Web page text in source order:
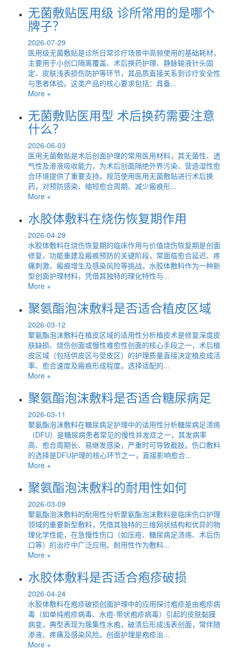
无菌敷贴医用级 诊所常用的是哪个
牌子？
2026-07-29
医用级无菌敷贴是诊所日常诊疗场景中高频使用的基础耗材，
主要用于小创口隔离覆盖、术后换药护理、静脉输液针头固
定、皮肤浅表损伤防护等环节，其品质直接关系到诊疗安全性
与患者体验。这类产品的核心要求包括：具备...
More +
无菌敷贴医用型 术后换药需要注意
什么？
2026-06-03
医用无菌敷贴是术后创面护理的常用医用材料，其无菌性、透
气性及渗液吸收能力，为术后创面隔绝外界污染、营造湿性愈
合环境提供了重要支持。规范使用医用无菌敷贴进行术后换
药，对预防感染、缩短愈合周期、减少瘢痕形...
More +
水胶体敷料在烧伤恢复期作用
2026-04-29
水胶体敷料在烧伤恢复期的临床作用与价值烧伤恢复期是创面
修复、功能重建及瘢痕预防的关键阶段，常面临愈合延迟、疼
痛刺激、瘢痕增生及感染风险等挑战。水胶体敷料作为一种新
型创面护理材料，凭借其独特的理化特性与...
More +
聚氨酯泡沫敷料是否适合植皮区域
2026-03-12
聚氨酯泡沫敷料在植皮区域的适用性分析植皮术是修复深度皮
肤缺损、烧伤创面或慢性难愈性创面的核心手段之一，术后植
皮区域（包括供皮区与受皮区）的护理质量直接决定植皮成活
率、愈合速度及瘢痕形成程度。选择适配的...
More +
聚氨酯泡沫敷料是否适合糖尿病足
2026-03-11
聚氨酯泡沫敷料在糖尿病足护理中的适用性分析糖尿病足溃疡
（DFU）是糖尿病患者常见的慢性并发症之一，其发病率
高、愈合周期长、易继发感染，严重时可导致截肢。伤口敷料
的选择是DFU护理的核心环节之一，直接影响愈合...
More +
聚氨酯泡沫敷料的耐用性如何
2026-03-09
聚氨酯泡沫敷料的耐用性分析聚氨酯泡沫敷料是临床伤口护理
领域的重要新型敷料，凭借其独特的三维网状结构和优异的物
理化学性能，在急慢性伤口（如压疮、糖尿病足溃疡、术后伤
口等）的治疗中广泛应用。耐用性作为敷料...
More +
水胶体敷料是否适合疱疹破损
2026-04-24
水胶体敷料在疱疹破损创面护理中的应用探讨疱疹是由疱疹病
毒（如单纯疱疹病毒、水痘-带状疱疹病毒）引起的皮肤黏膜
病变，典型表现为簇集性水疱，破溃后形成浅表创面，常伴随
渗液、疼痛及感染风险。创面护理是疱疹治...
More +